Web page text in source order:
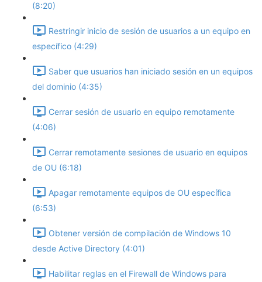
(8:20)
Restringir inicio de sesión de usuarios a un equipo en
específico (4:29)
Saber que usuarios han iniciado sesión en un equipos
del dominio (4:35)
Cerrar sesión de usuario en equipo remotamente
(4:06)
Cerrar remotamente sesiones de usuario en equipos
de OU (6:18)
Apagar remotamente equipos de OU específica
(6:53)
Obtener versión de compilación de Windows 10
desde Active Directory (4:01)
Habilitar reglas en el Firewall de Windows para